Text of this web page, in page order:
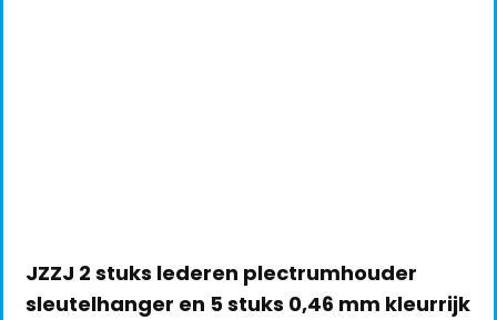
JZZJ 2 stuks lederen plectrumhouder
sleutelhanger en 5 stuks 0,46 mm kleurrijk